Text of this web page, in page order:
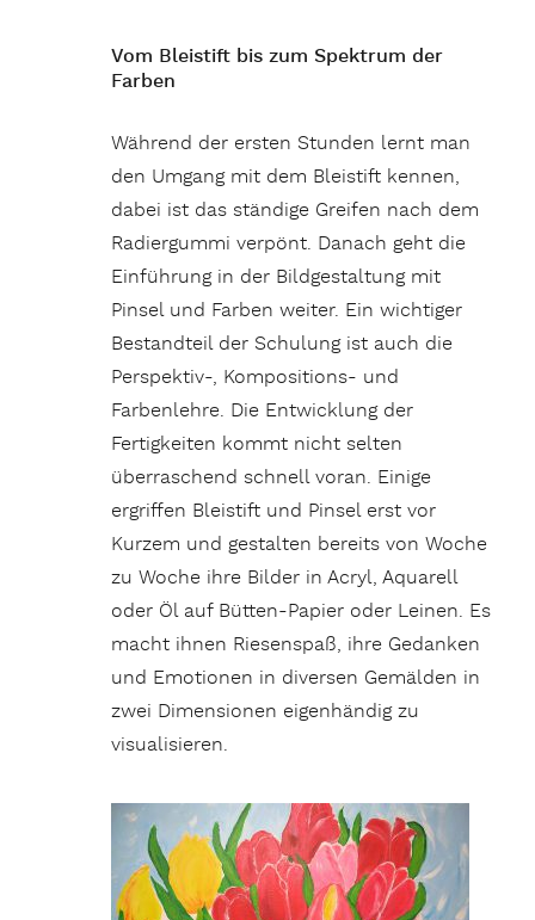
Vom Bleistift bis zum Spektrum der
Farben
Während der ersten Stunden lernt man
den Umgang mit dem Bleistift kennen,
dabei ist das ständige Greifen nach dem
Radiergummi verpönt. Danach geht die
Einführung in der Bildgestaltung mit
Pinsel und Farben weiter. Ein wichtiger
Bestandteil der Schulung ist auch die
Perspektiv-, Kompositions- und
Farbenlehre. Die Entwicklung der
Fertigkeiten kommt nicht selten
überraschend schnell voran. Einige
ergriffen Bleistift und Pinsel erst vor
Kurzem und gestalten bereits von Woche
zu Woche ihre Bilder in Acryl, Aquarell
oder Öl auf Bütten-Papier oder Leinen. Es
macht ihnen Riesenspaß, ihre Gedanken
und Emotionen in diversen Gemälden in
zwei Dimensionen eigenhändig zu
visualisieren.